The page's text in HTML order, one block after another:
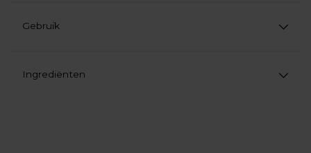
Gebruik
Ingrediënten